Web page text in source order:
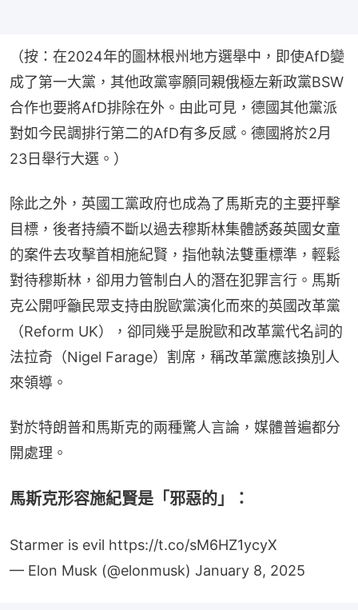
（按：在2024年的圖林根州地方選舉中，即使AfD變
成了第一大黨，其他政黨寧願同親俄極左新政黨BSW
合作也要將AfD排除在外。由此可見，德國其他黨派
對如今民調排行第二的AfD有多反感。德國將於2月
23日舉行大選。）
除此之外，英國工黨政府也成為了馬斯克的主要抨擊
目標，後者持續不斷以過去穆斯林集體誘姦英國女童
的案件去攻擊首相施紀賢，指他執法雙重標準，輕鬆
對待穆斯林，卻用力管制白人的潛在犯罪言行。馬斯
克公開呼籲民眾支持由脫歐黨演化而來的英國改革黨
（Reform UK），卻同幾乎是脫歐和改革黨代名詞的
法拉奇（Nigel Farage）割席，稱改革黨應該換別人
來領導。
對於特朗普和馬斯克的兩種驚人言論，媒體普遍都分
開處理。
馬斯克形容施紀賢是「邪惡的」：
Starmer is evil https://t.co/sM6HZ1ycyX
— Elon Musk (@elonmusk) January 8, 2025